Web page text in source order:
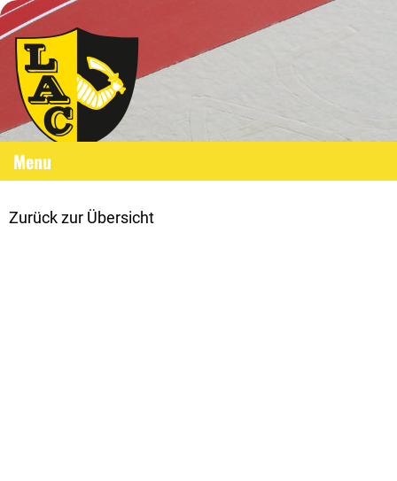
Menu
Zurück zur Übersicht